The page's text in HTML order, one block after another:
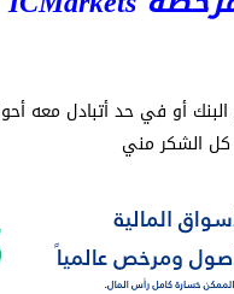
أو في حد أتبادل معه